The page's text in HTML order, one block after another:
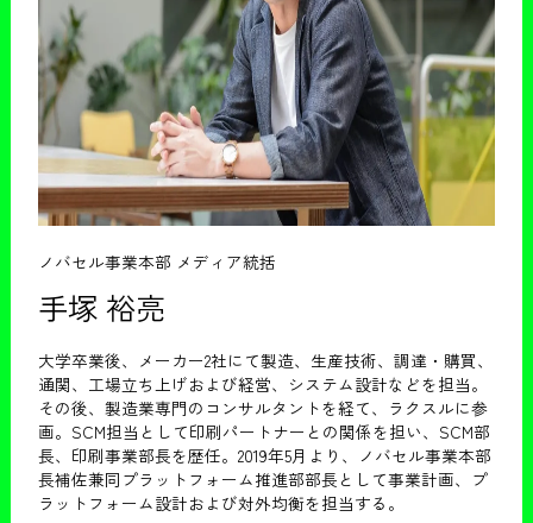
ノバセル事業本部 メディア統括
手塚 裕亮
大学卒業後、メーカー2社にて製造、生産技術、調達・購買、
通関、工場立ち上げおよび経営、システム設計などを担当。
その後、製造業専門のコンサルタントを経て、ラクスルに参
画。SCM担当として印刷パートナーとの関係を担い、SCM部
長、印刷事業部長を歴任。2019年5月より、ノバセル事業本部
長補佐兼同プラットフォーム推進部部長として事業計画、プ
ラットフォーム設計および対外均衡を担当する。